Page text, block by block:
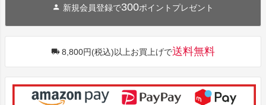
新規会員登録で300ポイントプレゼント
8,800円(税込)以上お買上げで送料無料